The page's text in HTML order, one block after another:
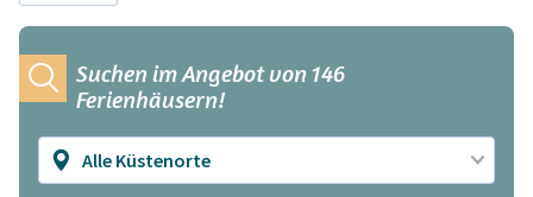
Suchen im Angebot von 146
Ferienhäusern!
Alle Küstenorte